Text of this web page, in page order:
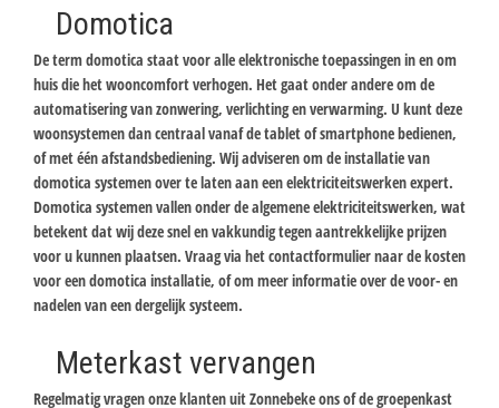
Domotica
De term domotica staat voor alle elektronische toepassingen in en om
huis die het wooncomfort verhogen. Het gaat onder andere om de
automatisering van zonwering, verlichting en verwarming. U kunt deze
woonsystemen dan centraal vanaf de tablet of smartphone bedienen,
of met één afstandsbediening. Wij adviseren om de installatie van
domotica systemen over te laten aan een elektriciteitswerken expert.
Domotica systemen vallen onder de algemene elektriciteitswerken, wat
betekent dat wij deze snel en vakkundig tegen aantrekkelijke prijzen
voor u kunnen plaatsen. Vraag via het contactformulier naar de kosten
voor een domotica installatie, of om meer informatie over de voor- en
nadelen van een dergelijk systeem.
Meterkast vervangen
Regelmatig vragen onze klanten uit Zonnebeke ons of de groepenkast